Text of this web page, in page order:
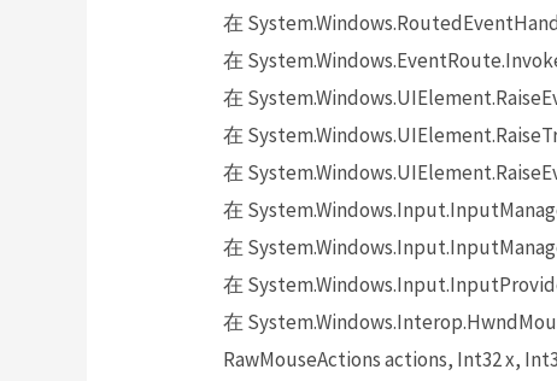
在
在
在
在
在
在
在
在
在
RawMouseActions actions, Int32 x,